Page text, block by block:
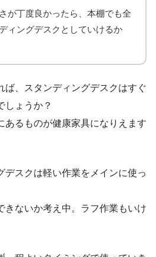
が丁度良かったら、本棚でも全
ィングデスクとしていけるか
ば、スタンディングデスクはすぐ
しょうか？
あるものが健康家具になりえます
デスクは軽い作業をメインに使っ
きないか考え中。ラフ作業もいけ